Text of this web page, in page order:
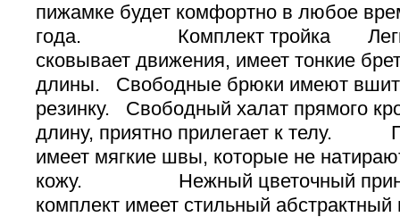
пижамке будет комфортно в любое
года. Комплект тройка
сковывает движения, имеет тонкие
длины. Свободные брюки имеют
резинку. Свободный халат прямого
длину, приятно прилегает к телу.
имеет мягкие швы, которые не
кожу. Нежный цветочный
комплект имеет стильный абстрактный